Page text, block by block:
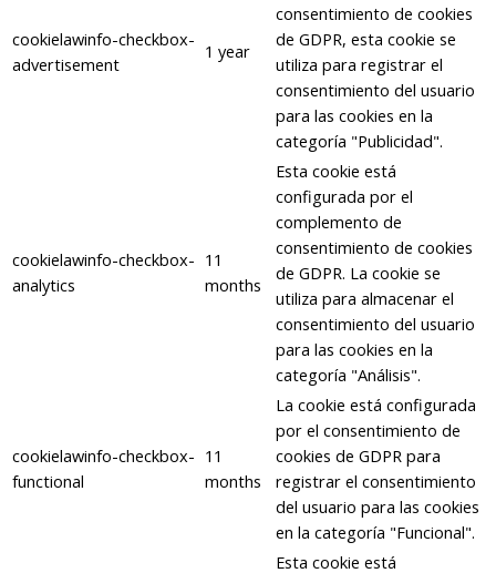
cookielawinfo-checkbox-
advertisement
1 year
consentimiento de cookies
de GDPR, esta cookie se
utiliza para registrar el
consentimiento del usuario
para las cookies en la
categoría "Publicidad".
cookielawinfo-checkbox-
analytics
11
months
Esta cookie está
configurada por el
complemento de
consentimiento de cookies
de GDPR. La cookie se
utiliza para almacenar el
consentimiento del usuario
para las cookies en la
categoría "Análisis".
cookielawinfo-checkbox-
functional
11
months
La cookie está configurada
por el consentimiento de
cookies de GDPR para
registrar el consentimiento
del usuario para las cookies
en la categoría "Funcional".
Esta cookie está